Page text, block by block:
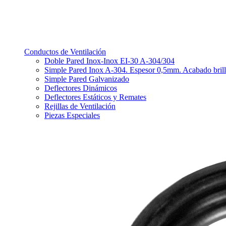
Conductos de Ventilación
Doble Pared Inox-Inox EI-30 A-304/304
Simple Pared Inox A-304. Espesor 0,5mm. Acabado
Simple Pared Galvanizado
Deflectores Dinámicos
Deflectores Estáticos y Remates
Rejillas de Ventilación
Piezas Especiales